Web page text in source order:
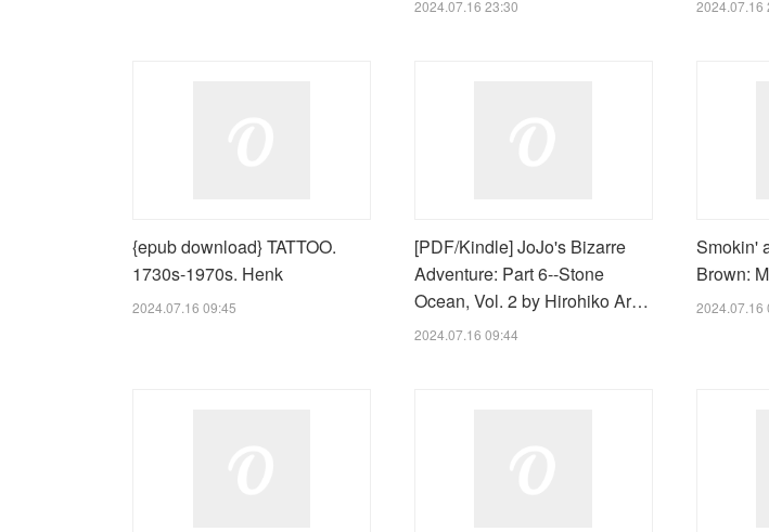
2024.07.16 23:30 2024.07.16
{epub download} TATTOO.
1730s-1970s. Henk
2024.07.16 09:45
[PDF/Kindle] JoJo's Bizarre
Adventure: Part 6--Stone
Ocean, Vol. 2 by Hirohiko Ar…
2024.07.16 09:44
Smokin'
Brown:
2024.07.16